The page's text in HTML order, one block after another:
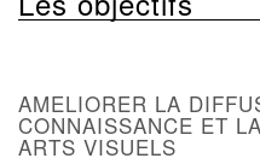
AMELIORER LA
CONNAISSANCE ET
ARTS VISUELS